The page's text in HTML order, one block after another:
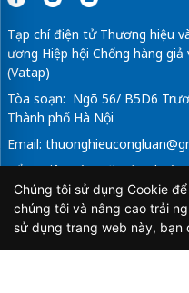
Tạp chí điện tử Thương hiệu
ương Hiệp hội Chống hàng
(Vatap)
Tòa soạn: Ngõ 56/ B5D6
Thành phố Hà Nội
Email:
Tổng Biên Tập: Vũ Đức Thuận
Giấy phép hoạt động báo chí
Thông tin và Truyền thông
Chúng tôi sử dụng Cookie
chúng tôi và nâng cao trải
sử dụng trang web này, bạn